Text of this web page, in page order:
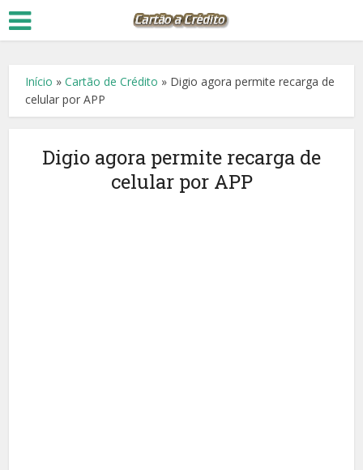
Início »Cartão de Crédito » Digio agora permite recarga de
celular por APP
Digio agora permite recarga de
celular por APP